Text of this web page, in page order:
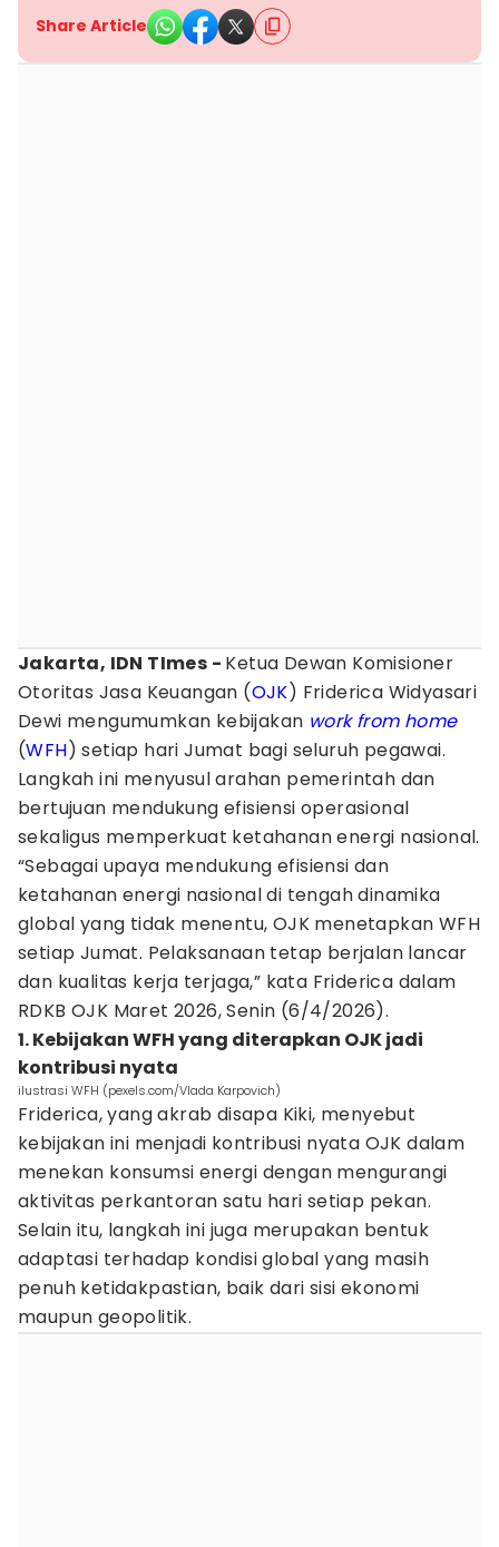
Share Article
Jakarta, IDN TImes - Ketua Dewan Komisioner
Otoritas Jasa Keuangan (OJK) Friderica Widyasari
Dewi mengumumkan kebijakan work from home
(WFH) setiap hari Jumat bagi seluruh pegawai.
Langkah ini menyusul arahan pemerintah dan
bertujuan mendukung efisiensi operasional
sekaligus memperkuat ketahanan energi nasional.
“Sebagai upaya mendukung efisiensi dan
ketahanan energi nasional di tengah dinamika
global yang tidak menentu, OJK menetapkan WFH
setiap Jumat. Pelaksanaan tetap berjalan lancar
dan kualitas kerja terjaga,” kata Friderica dalam
RDKB OJK Maret 2026, Senin (6/4/2026).
1. Kebijakan WFH yang diterapkan OJK jadi
kontribusi nyata
ilustrasi WFH (pexels.com/Vlada Karpovich)
Friderica, yang akrab disapa Kiki, menyebut
kebijakan ini menjadi kontribusi nyata OJK dalam
menekan konsumsi energi dengan mengurangi
aktivitas perkantoran satu hari setiap pekan.
Selain itu, langkah ini juga merupakan bentuk
adaptasi terhadap kondisi global yang masih
penuh ketidakpastian, baik dari sisi ekonomi
maupun geopolitik.